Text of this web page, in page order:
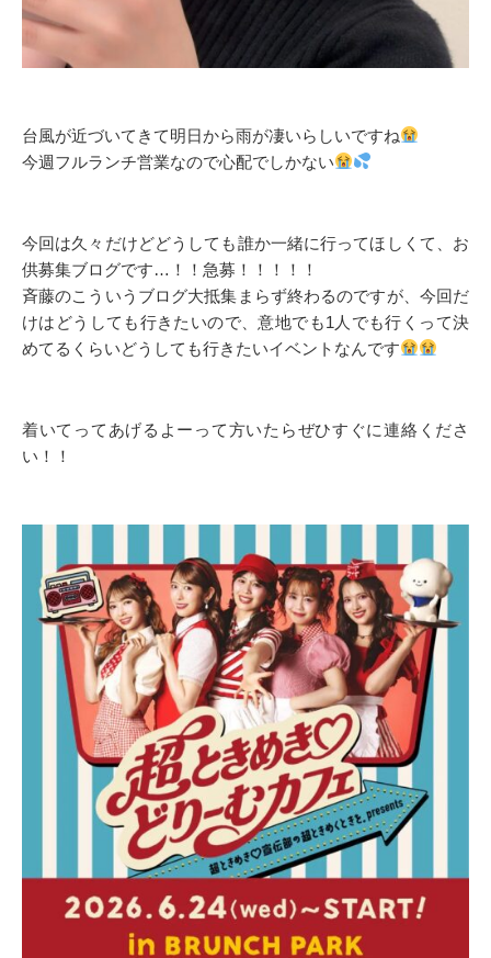
台風が近づいてきて明日から雨が凄いらしいですね
今週フルランチ営業なので心配でしかない
今回は久々だけどどうしても誰か一緒に行ってほしくて、お
供募集ブログです…！！急募！！！！！
斉藤のこういうブログ大抵集まらず終わるのですが、今回だ
けはどうしても行きたいので、意地でも1人でも行くって決
めてるくらいどうしても行きたいイベントなんです
着いてってあげるよーって方いたらぜひすぐに連絡くださ
い！！